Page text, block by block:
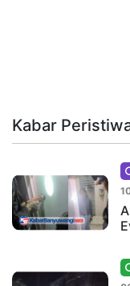
Kabar